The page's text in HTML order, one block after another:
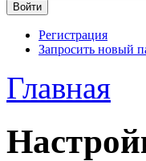
Регистрация
Запросить новый
Главная